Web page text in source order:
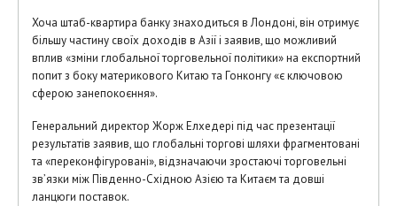
Хоча штаб-квартира банку знаходиться в Лондоні, він отримує
більшу частину своїх доходів в Азії і заявив, що можливий
вплив «зміни глобальної торговельної політики» на експортний
попит з боку материкового Китаю та Гонконгу «є ключовою
сферою занепокоєння».
Генеральний директор Жорж Елхедері під час презентації
результатів заявив, що глобальні торгові шляхи фрагментовані
та «переконфігуровані», відзначаючи зростаючі торговельні
зв’язки між Південно-Східною Азією та Китаєм та довші
ланцюги поставок.